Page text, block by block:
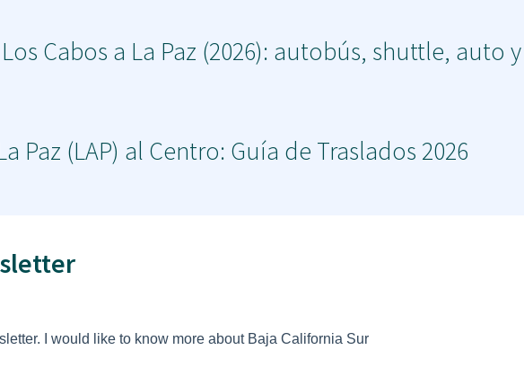
Cabos a La Paz (2026): autobús, shuttle, auto
Paz (LAP) al Centro: Guía de Traslados 2026
I would like to know more about Baja California Sur